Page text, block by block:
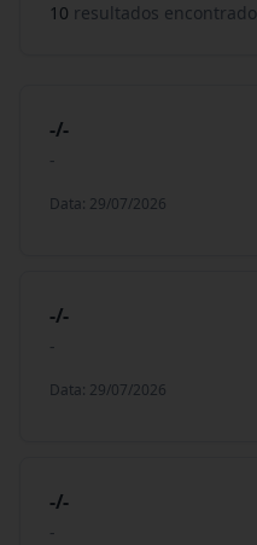
10 resultados encontrado
-/-
-
Data: 29/07/2026
-/-
-
Data: 29/07/2026
-/-
-